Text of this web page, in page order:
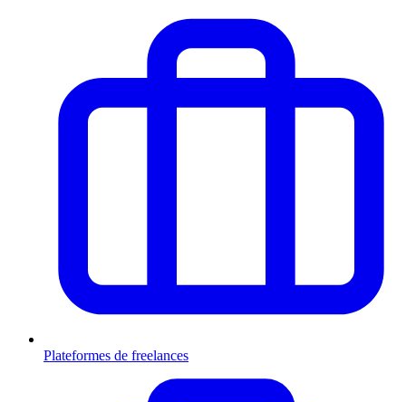
Plateformes de freelances